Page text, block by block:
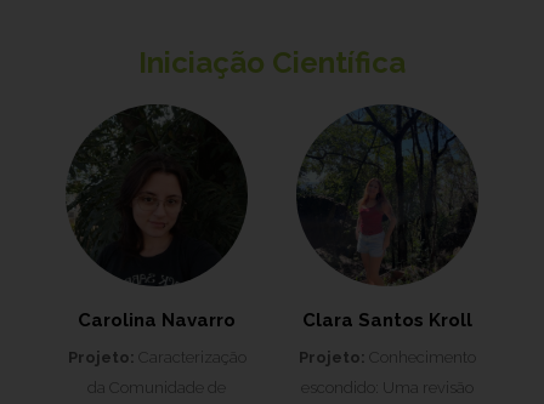
Iniciação Científica
Carolina Navarro
Projeto: Caracterização
da Comunidade de
Clara Santos Kroll
Projeto: Conhecimento
escondido: Uma revisão